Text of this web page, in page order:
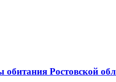
обитания Ростовской